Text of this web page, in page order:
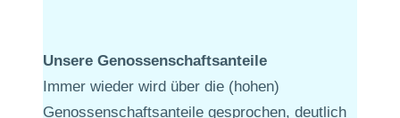
Unsere Genossenschaftsanteile
Immer wieder wird über die (hohen)
Genossenschaftsanteile gesprochen, deutlich